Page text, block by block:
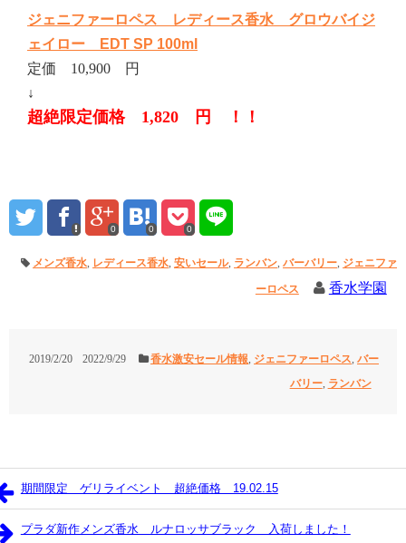
ジェニファーロペス レディース香水 グロウバイジ
ェイロー EDT SP 100ml
定価 10,900 円
↓
超絶限定価格 1,820 円 ！！
0 0 0
メンズ香水, レディース香水, 安いセール, ランバン, バーバリー, ジェニファ
ーロペス 香水学園
2019/2/20 2022/9/29 香水激安セール情報, ジェニファーロペス, バー
バリー, ランバン
期間限定 ゲリライベント 超絶価格 19.02.15
プラダ新作メンズ香水 ルナロッサブラック 入荷しました！